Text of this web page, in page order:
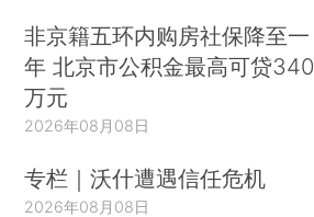
非京籍五环内购房社保降至一
年 北京市公积金最高可贷340
万元
2026年08月08日
专栏｜沃什遭遇信任危机
2026年08月08日